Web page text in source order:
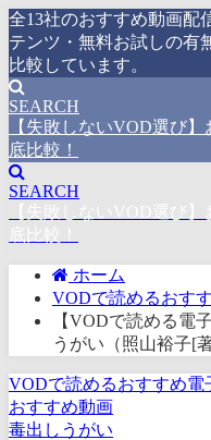
全13社のおすすめ動画配
テンツ・無料お試しの有
比較しています。
SEARCH
【失敗しないVOD選び
底比較！
SEARCH
【失敗しないVOD選び
底比較！
ホーム
VODで読めるおす
【VODで読める電
うがい（照山裕子[
VODで読めるおすすめ電
おすすめ動画
毒出しうがい